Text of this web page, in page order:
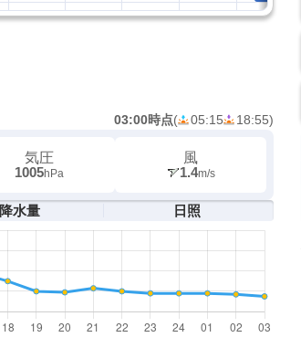
03:00時点( 05:15 18:55)
気圧
1005hPa
風
1.4m/s
降水量 日照